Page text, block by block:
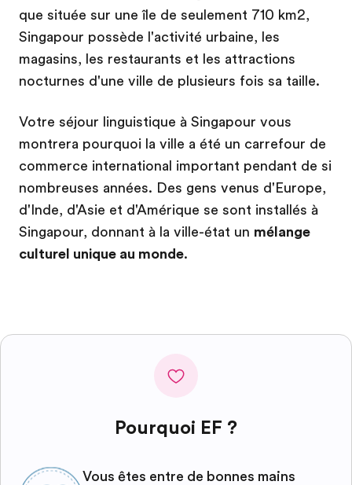
que située sur une île de seulement 710 km2,
Singapour possède l'activité urbaine, les
magasins, les restaurants et les attractions
nocturnes d'une ville de plusieurs fois sa taille.
Votre séjour linguistique à Singapour vous
montrera pourquoi la ville a été un carrefour de
commerce international important pendant de si
nombreuses années. Des gens venus d'Europe,
d'Inde, d'Asie et d'Amérique se sont installés à
Singapour, donnant à la ville-état un mélange
culturel unique au monde.
Pourquoi EF ?
Vous êtes entre de bonnes mains